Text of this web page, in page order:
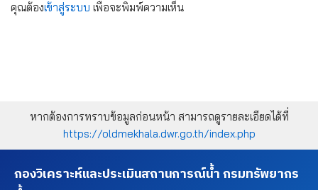
คุณต้องเข้าสู่ระบบ เพื่อจะพิมพ์ความเห็น
หากต้องการทราบข้อมูลก่อนหน้า สามารถดูรายละเอียดได้ที่
https://oldmekhala.dwr.go.th/index.php
กองวิเคราะห์และประเมินสถานการณ์น้ำ กรมทรัพยากร